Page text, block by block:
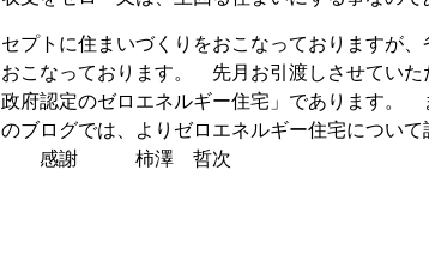
プトに住まいづくりをおこなっておりますが
こなっております。 先月お引渡しさせてい
府認定のゼロエネルギー住宅」であります。
ログでは、よりゼロエネルギー住宅について
哲次